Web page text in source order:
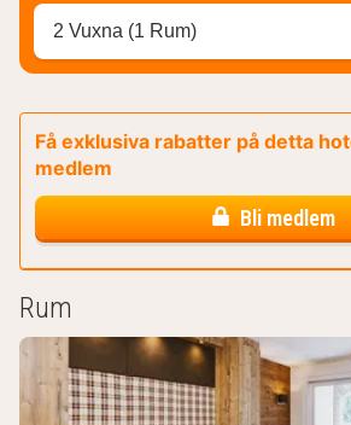
2 Vuxna (1 Rum)
Få exklusiva rabatter på detta
medlem
Bli medlem
Rum